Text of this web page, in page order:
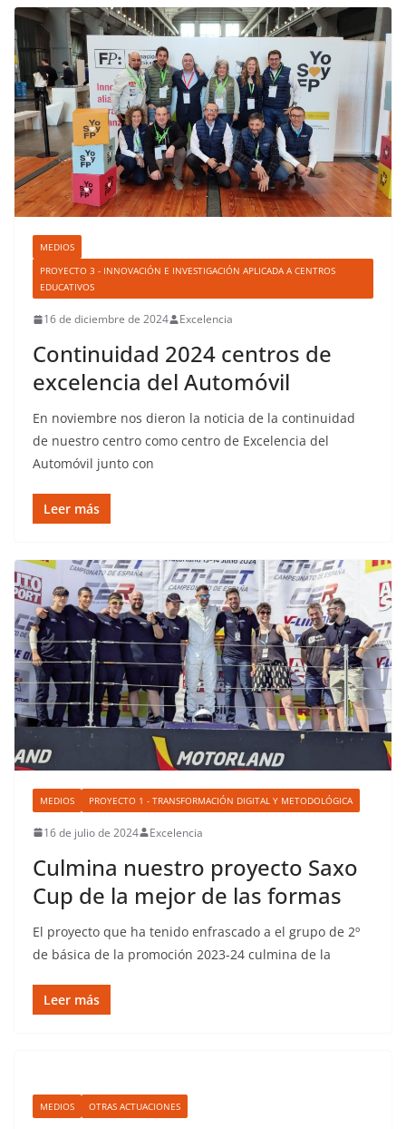
MEDIOS
PROYECTO 3 - INNOVACIÓN E INVESTIGACIÓN APLICADA A CENTROS
EDUCATIVOS
16 de diciembre de 2024 Excelencia
Continuidad 2024 centros de
excelencia del Automóvil
En noviembre nos dieron la noticia de la continuidad
de nuestro centro como centro de Excelencia del
Automóvil junto con
Leer más
MEDIOS PROYECTO 1 - TRANSFORMACIÓN DIGITAL Y METODOLÓGICA
16 de julio de 2024 Excelencia
Culmina nuestro proyecto Saxo
Cup de la mejor de las formas
El proyecto que ha tenido enfrascado a el grupo de 2º
de básica de la promoción 2023-24 culmina de la
Leer más
MEDIOS OTRAS ACTUACIONES